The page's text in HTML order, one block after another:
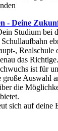
- Deine
Studium bei
, Realschule
das Richtige.
ist für
Auswahl
die
sich auf deine